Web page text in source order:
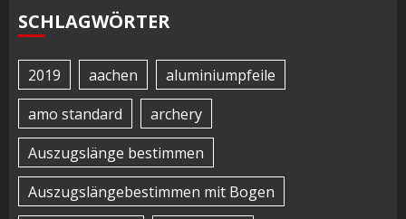
SCHLAGWÖRTER
2019 aachen
aluminiumpfeile
amo standard
archery
Auszugslänge bestimmen
Auszugslängebestimmen mit Bogen